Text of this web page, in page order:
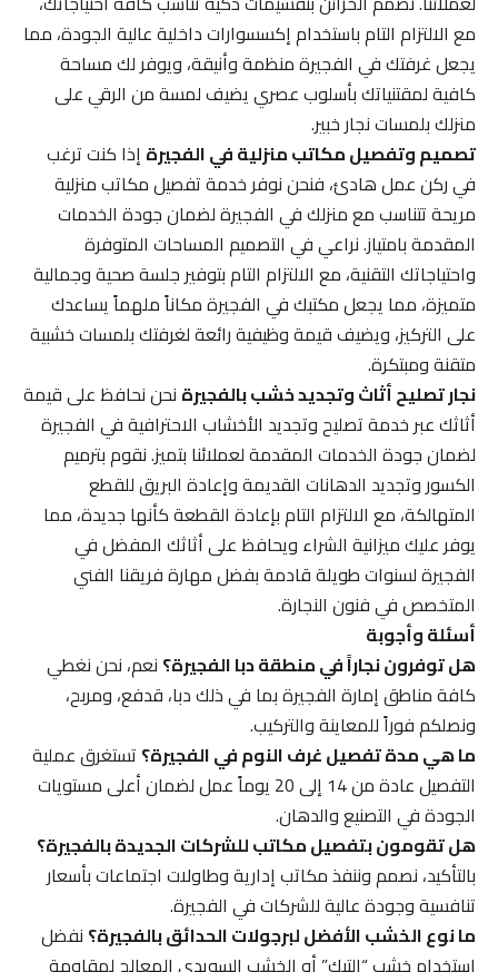
مع الالتزام التام باستخدام إكسسوارات داخلية عالية الجودة، مما
يجعل غرفتك في الفجيرة منظمة وأنيقة، ويوفر لك مساحة
كافية لمقتنياتك بأسلوب عصري يضيف لمسة من الرقي على
منزلك بلمسات نجار خبير.
تصميم وتفصيل مكاتب منزلية في الفجيرةإذا كنت ترغب
في ركن عمل هادئ، فنحن نوفر خدمة تفصيل مكاتب منزلية
مريحة تتناسب مع منزلك في الفجيرة لضمان جودة الخدمات
المقدمة بامتياز. نراعي في التصميم المساحات المتوفرة
واحتياجاتك التقنية، مع الالتزام التام بتوفير جلسة صحية وجمالية
متميزة، مما يجعل مكتبك في الفجيرة مكاناً ملهماً يساعدك
على التركيز، ويضيف قيمة وظيفية رائعة لغرفتك بلمسات خشبية
متقنة ومبتكرة.
نجار تصليح أثاث وتجديد خشب بالفجيرةنحن نحافظ على قيمة
أثاثك عبر خدمة تصليح وتجديد الأخشاب الاحترافية في الفجيرة
لضمان جودة الخدمات المقدمة لعملائنا بتميز. نقوم بترميم
الكسور وتجديد الدهانات القديمة وإعادة البريق للقطع
المتهالكة، مع الالتزام التام بإعادة القطعة كأنها جديدة، مما
يوفر عليك ميزانية الشراء ويحافظ على أثاثك المفضل في
الفجيرة لسنوات طويلة قادمة بفضل مهارة فريقنا الفني
المتخصص في فنون النجارة.
أسئلة وأجوبة
هل توفرون نجاراً في منطقة دبا الفجيرة؟نعم، نحن نغطي
كافة مناطق إمارة الفجيرة بما في ذلك دبا، قدفع، ومربح،
ونصلكم فوراً للمعاينة والتركيب.
ما هي مدة تفصيل غرف النوم في الفجيرة؟تستغرق عملية
التفصيل عادة من 14 إلى 20 يوماً عمل لضمان أعلى مستويات
الجودة في التصنيع والدهان.
هل تقومون بتفصيل مكاتب للشركات الجديدة بالفجيرة؟
بالتأكيد، نصمم وننفذ مكاتب إدارية وطاولات اجتماعات بأسعار
تنافسية وجودة عالية للشركات في الفجيرة.
ما نوع الخشب الأفضل لبرجولات الحدائق بالفجيرة؟نفضل
استخدام خشب “التيك” أو الخشب السويدي المعالج لمقاومة